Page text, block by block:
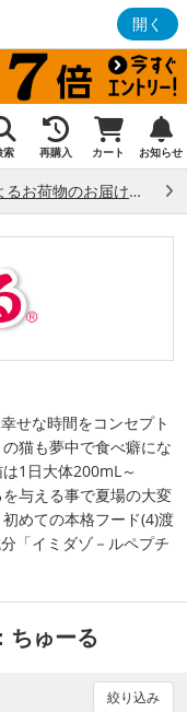
開く
索 再購入 カート お知らせ
熊本県熊本地方で発生した地震によるお荷物のお届け状況について （7/28）
せな時間をコンセプト
猫も夢中で食べ癖にな
1日大体200mL～
与える事で夏場の大変
めての本格フード(4)渡
「イミダゾ－ルペプチ
：ちゅーる
絞り込み